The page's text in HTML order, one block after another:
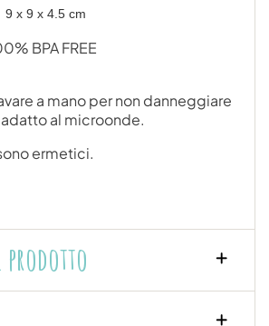
9 x 9 x 4.5 cm
BPA FREE
a mano per non danneggiare
al microonde.
ermetici.